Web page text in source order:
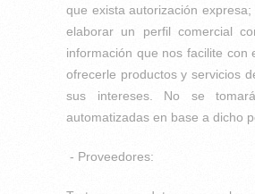
que exista autorización
elaborar un perfil comercial
información que nos facilite con
ofrecerle productos y servicios
sus intereses. No se
automatizadas en base a dicho
- Proveedores: